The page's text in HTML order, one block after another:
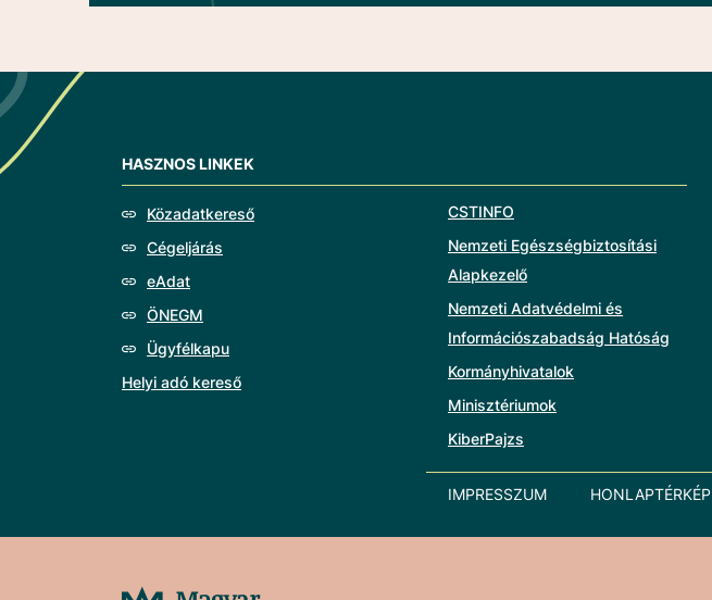
HASZNOS LINKEK
Közadatkereső
Cégeljárás
eAdat
ÖNEGM
Ügyfélkapu
Helyi adó kereső
CSTINFO
Nemzeti Egészségbiztosítási
Alapkezelő
Nemzeti Adatvédelmi és
Információszabadság Hatóság
Kormányhivatalok
Minisztériumok
KiberPajzs
IMPRESSZUM HONLAPTÉRKÉP